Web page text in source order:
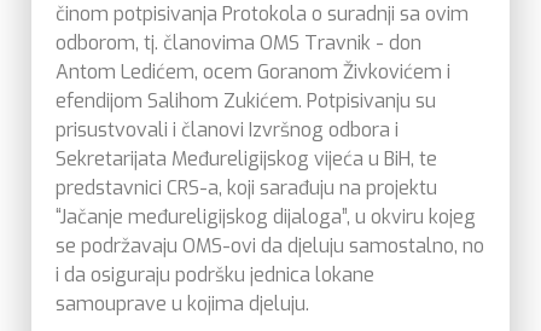
činom potpisivanja Protokola o suradnji sa ovim
odborom, tj. članovima OMS Travnik - don
Antom Ledićem, ocem Goranom Živkovićem i
efendijom Salihom Zukićem. Potpisivanju su
prisustvovali i članovi Izvršnog odbora i
Sekretarijata Međureligijskog vijeća u BiH, te
predstavnici CRS-a, koji sarađuju na projektu
“Jačanje međureligijskog dijaloga”, u okviru kojeg
se podržavaju OMS-ovi da djeluju samostalno, no
i da osiguraju podršku jednica lokane
samouprave u kojima djeluju.